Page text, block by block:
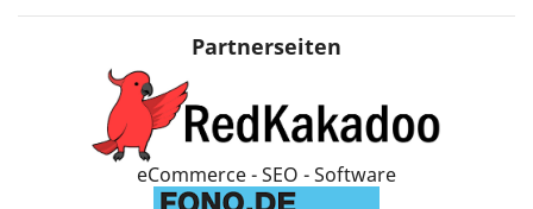
Partnerseiten
eCommerce - SEO - Software